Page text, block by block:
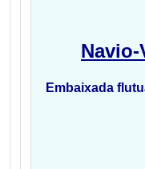
Embaixada